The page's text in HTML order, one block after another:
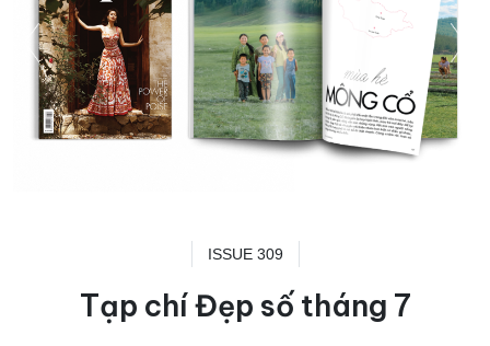
ISSUE 309
Tạp chí Đẹp số tháng 7